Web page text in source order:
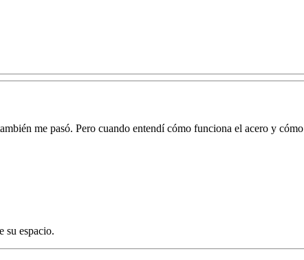
me pasó. Pero cuando entendí cómo funciona el acero y
su espacio.